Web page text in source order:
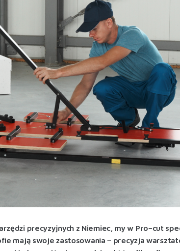
precyzyjnych z Niemiec, my w Pro–cut
mają swoje zastosowania – precyzja